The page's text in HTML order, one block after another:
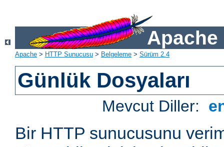
Apache
Apache > HTTP Sunucusu > Belgeleme > Sürüm 2.4
Günlük Dosyaları
Mevcut Diller:
Bir HTTP sunucusunu